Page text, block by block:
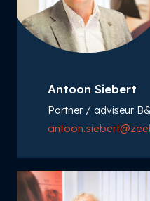
Antoon Siebert
Partner / adviseur